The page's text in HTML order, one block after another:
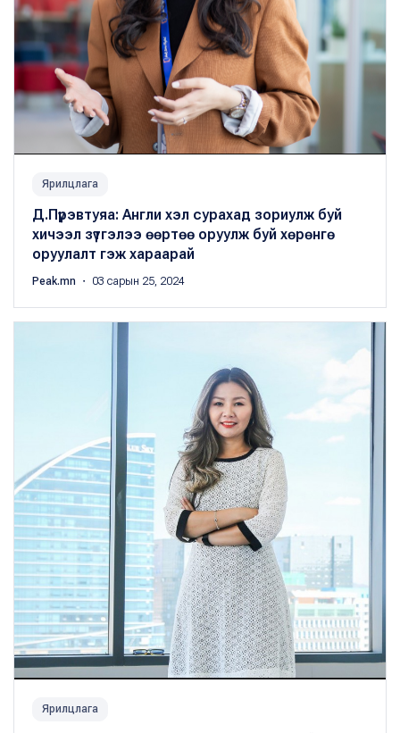
Ярилцлага
Д.Пүрэвтуяа: Англи хэл сурахад зориулж буй
хичээл зүтгэлээ өөртөө оруулж буй хөрөнгө
оруулалт гэж хараарай
Peak.mn ・ 03 сарын 25, 2024
Ярилцлага